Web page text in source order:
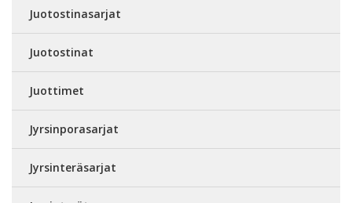
Juotostinasarjat
Juotostinat
Juottimet
Jyrsinporasarjat
Jyrsinteräsarjat